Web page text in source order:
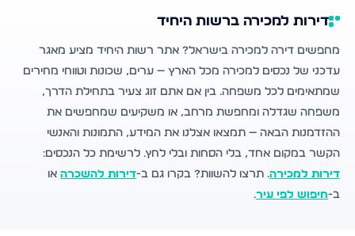
דירות למכירה ברשות היחיד
מחפשים דירה למכירה בישראל? אתר רשות היחיד מציע מאגר
עדכני של נכסים למכירה מכל הארץ — ערים, שכונות וטווחי מחירים
שמתאימים לכל משפחה. בין אם אתם זוג צעיר בתחילת הדרך,
משפחה שגדלה ומחפשת מרחב, או משקיעים שמחפשים את
ההזדמנות הבאה — תמצאו אצלנו את המידע, התמונות והאנשי
הקשר במקום אחד, בלי הסחות ובלי לחץ. לרשימת כל הנכסים:
דירות למכירה. תרצו להשוות? בקרו גם ב-דירות להשכרה או
ב-חיפוש לפי עיר.